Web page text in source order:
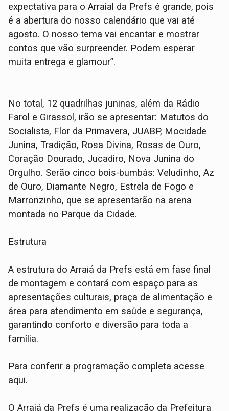
expectativa para o Arraial da Prefs é grande, pois
é a abertura do nosso calendário que vai até
agosto. O nosso tema vai encantar e mostrar
contos que vão surpreender. Podem esperar
muita entrega e glamour”.
No total, 12 quadrilhas juninas, além da Rádio
Farol e Girassol, irão se apresentar: Matutos do
Socialista, Flor da Primavera, JUABP, Mocidade
Junina, Tradição, Rosa Divina, Rosas de Ouro,
Coração Dourado, Jucadiro, Nova Junina do
Orgulho. Serão cinco bois-bumbás: Veludinho, Az
de Ouro, Diamante Negro, Estrela de Fogo e
Marronzinho, que se apresentarão na arena
montada no Parque da Cidade.
Estrutura
A estrutura do Arraiá da Prefs está em fase final
de montagem e contará com espaço para as
apresentações culturais, praça de alimentação e
área para atendimento em saúde e segurança,
garantindo conforto e diversão para toda a
família.
Para conferir a programação completa acesse
aqui.
O Arraiá da Prefs é uma realização da Prefeitura